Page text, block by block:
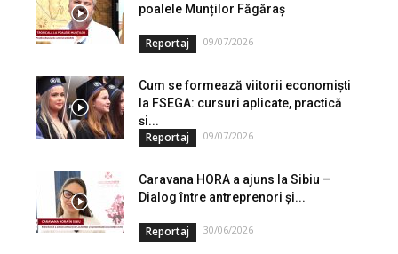
poalele Munților Făgăraș
Reportaj 09/07/2026
Cum se formează viitorii economiști
la FSEGA: cursuri aplicate, practică
și...
Reportaj 09/07/2026
Caravana HORA a ajuns la Sibiu –
Dialog între antreprenori și...
Reportaj 30/06/2026